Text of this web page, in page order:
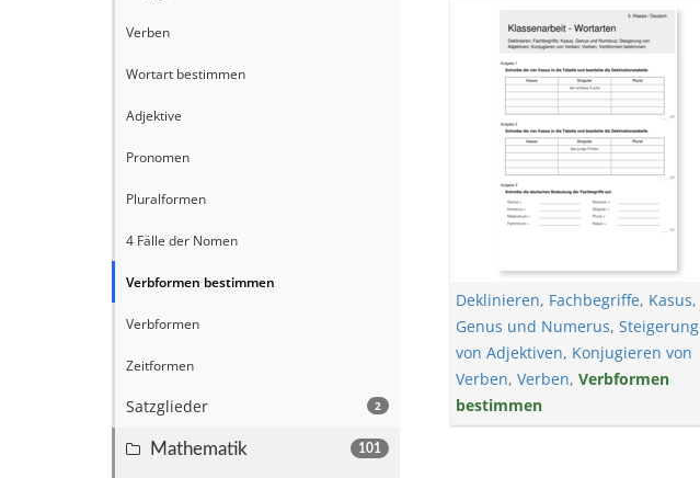
Verben
Wortart bestimmen
Adjektive
Pronomen
Pluralformen
4 Fälle der Nomen
Verbformen bestimmen
Verbformen
Zeitformen
2
Satzglieder
101
Mathematik
Deklinieren, Fachbegriffe, Kasus,
Genus und Numerus, Steigerung
von Adjektiven, Konjugieren von
Verben, Verben, Verbformen
bestimmen